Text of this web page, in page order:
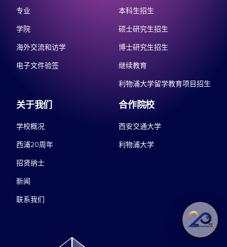
专业
学院
海外交流和访学
电子文件验签
本科生招生
硕士研究生招生
博士研究生招生
继续教育
利物浦大学留学教育项目招生
关于我们
学校概况
西浦20周年
招贤纳士
新闻
联系我们
合作院校
西安交通大学
利物浦大学